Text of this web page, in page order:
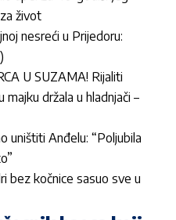
život
nesreći u Prijedoru:
U SUZAMA! Rijaliti
držala u hladnjači –
uništiti Anđelu: “Poljubila
bez kočnice sasuo sve u